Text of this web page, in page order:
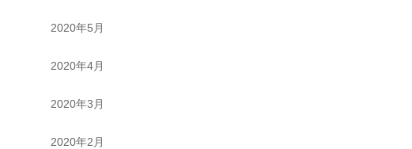
2020年5月
2020年4月
2020年3月
2020年2月